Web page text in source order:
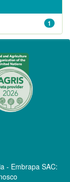
1
- Embrapa SAC: